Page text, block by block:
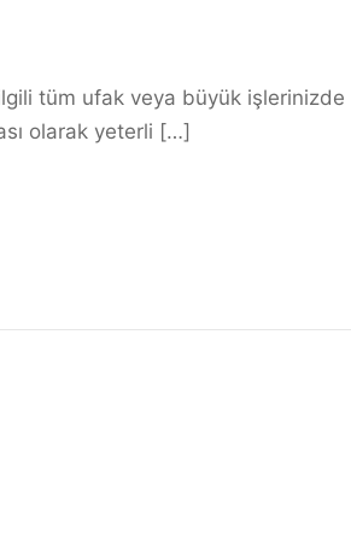
tüm ufak veya büyük işlerinizde
olarak yeterli […]